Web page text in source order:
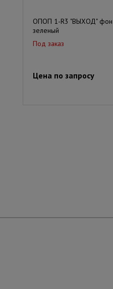
ОПОП 1-R3 "ВЫХОД" фон
зеленый
Под заказ
Цена по запросу